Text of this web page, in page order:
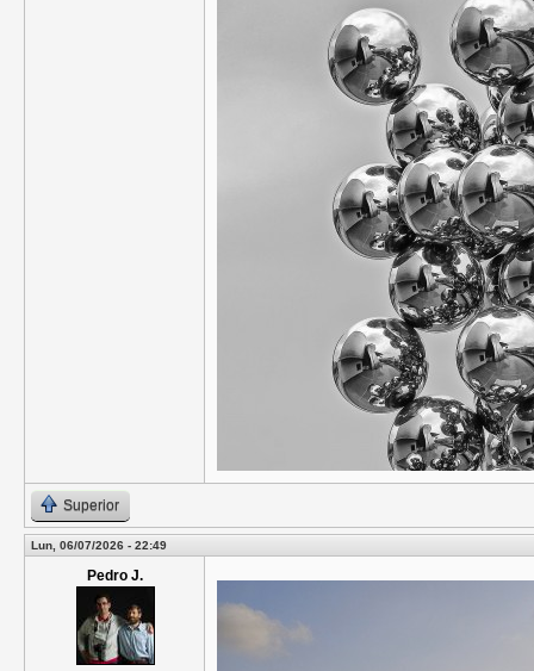
Superior
Lun, 06/07/2026 - 22:49
Pedro J.